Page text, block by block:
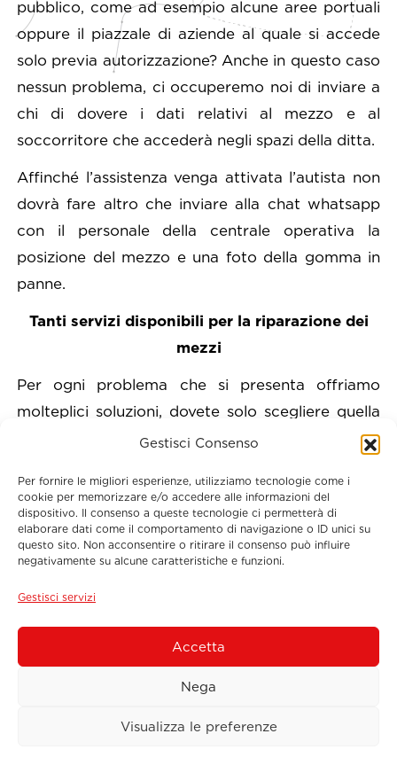
Gestisci Consenso
Per fornire le migliori esperienze, utilizziamo tecnologie come i
cookie per memorizzare e/o accedere alle informazioni del
dispositivo. Il consenso a queste tecnologie ci permetterà di
elaborare dati come il comportamento di navigazione o ID unici su
questo sito. Non acconsentire o ritirare il consenso può influire
negativamente su alcune caratteristiche e funzioni.
Gestisci servizi
Accetta
Nega
Visualizza le preferenze
pubblico, come ad esempio alcune aree portuali
oppure il piazzale di aziende al quale si accede
solo previa autorizzazione? Anche in questo caso
nessun problema, ci occuperemo noi di inviare a
chi di dovere i dati relativi al mezzo e al
soccorritore che accederà negli spazi della ditta.
Affinché l’assistenza venga attivata l’autista non
dovrà fare altro che inviare alla chat whatsapp
con il personale della centrale operativa la
posizione del mezzo e una foto della gomma in
panne.
Tanti servizi disponibili per la riparazione dei
mezzi
Per ogni problema che si presenta offriamo
molteplici soluzioni, dovete solo scegliere quella
più adatta alla vostra azienda! E se ancora siete lì
Commerciale creerà (se ancora non c’è) il
prodotto ideale in base ai servizi necessari.
Inoltre, se la flotta richiedente circola
soprattutto nelle autostrade italiane si può
concordare un prezzo confezionato: più ci
chiami, meno spendi!